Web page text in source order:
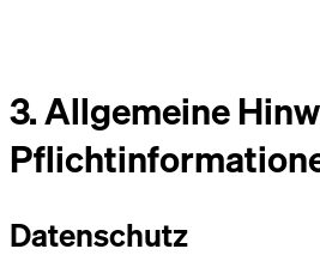
3. Allgemeine
Datenschutz